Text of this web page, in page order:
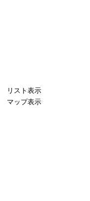
リスト表示
マップ表示